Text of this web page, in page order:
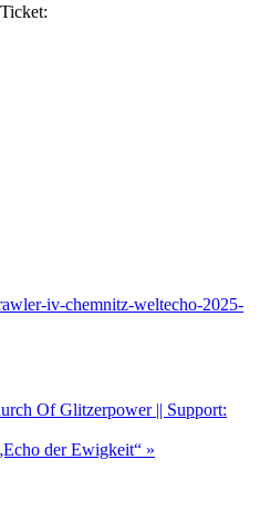
iv-chemnitz-weltecho-2025-
Of Glitzerpower || Support:
der Ewigkeit“ »